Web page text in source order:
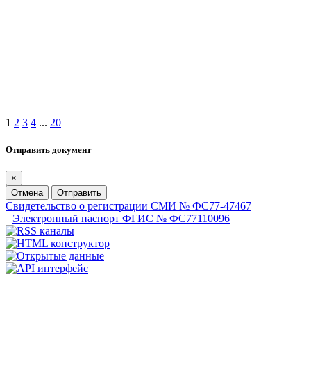
1 2 3 4 ... 20
Отправить документ
×
Отмена
Отправить
Свидетельство о регистрации СМИ № ФС77-47467
Электронный паспорт ФГИС № ФС77110096